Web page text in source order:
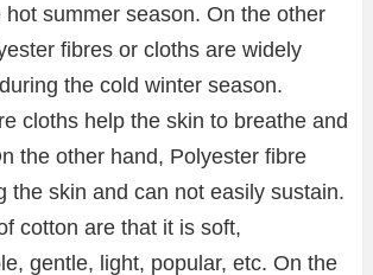
hot summer season. On the other
fibres or cloths are widely
the cold winter season.
cloths help the skin to breathe and
the other hand, Polyester fibre
the skin and can not easily sustain.
cotton are that it is soft,
gentle, light, popular, etc. On the